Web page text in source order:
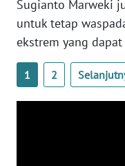
Sugianto Marweki
untuk tetap
ekstrem yang
1 2
WN
SULBAR